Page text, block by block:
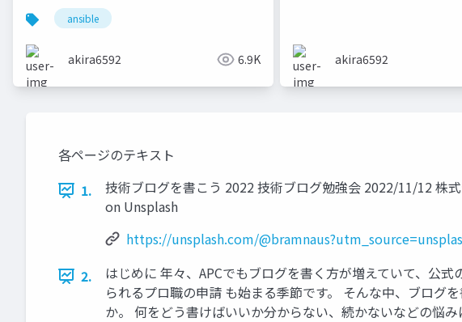
ansible
akira6592 6.9K akira6592
各ページのテキスト
1.
技術ブログを書こう 2022 技術ブログ勉強会 2022/11/12 株
on Unsplash
https://unsplash.com/
2.
はじめに 年々、APCでもブログを書く方が増えていて、公
られるプロ職の申請 も始まる季節です。 そんな中、ブログ
か。 何をどう書けばいいか分からない、続かないなどの悩